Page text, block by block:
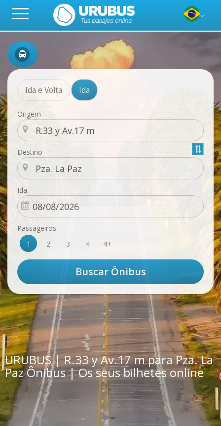
Ida e Volta Ida
Origem
Destino
Ida
Passageiros
1
2 3 4 4+
URUBUS | R.33 y Av.17 m para Pza. La
Paz Ônibus | Os seus bilhetes online